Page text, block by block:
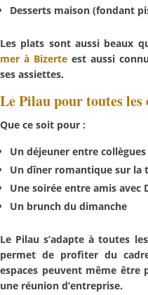
Desserts maison (fondant
Les plats sont aussi beaux
mer à Bizerte est aussi
ses assiettes.
Le Pilau pour toutes les
Que ce soit pour :
Un déjeuner entre collègues
Un dîner romantique sur la
Une soirée entre amis avec
Un brunch du dimanche
Le Pilau s’adapte à toutes
permet de profiter du
espaces peuvent même être
une réunion d’entreprise.